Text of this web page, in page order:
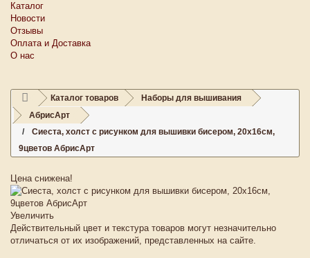
Каталог
Новости
Отзывы
Оплата и Доставка
О нас
Каталог товаров
Наборы для вышивания
АбрисАрт
Сиеста, холст с рисунком для вышивки бисером, 20х16см,
9цветов АбрисАрт
Цена снижена!
Увеличить
Действительный цвет и текстура товаров могут незначительно
отличаться от их изображений, представленных на сайте.